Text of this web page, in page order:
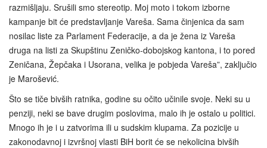
razmišljaju. Srušili smo stereotip. Moj moto i tokom izborne
kampanje bit će predstavljanje Vareša. Sama činjenica da sam
nosilac liste za Parlament Federacije, a da je žena iz Vareša
druga na listi za Skupštinu Zeničko-dobojskog kantona, i to pored
Zeničana, Žepčaka i Usorana, velika je pobjeda Vareša”, zaključio
je Marošević.
Što se tiče bivših ratnika, godine su očito učinile svoje. Neki su u
penziji, neki se bave drugim poslovima, malo ih je ostalo u politici.
Mnogo ih je i u zatvorima ili u sudskim klupama. Za pozicije u
zakonodavnoj i izvršnoj vlasti BiH borit će se nekolicina bivših